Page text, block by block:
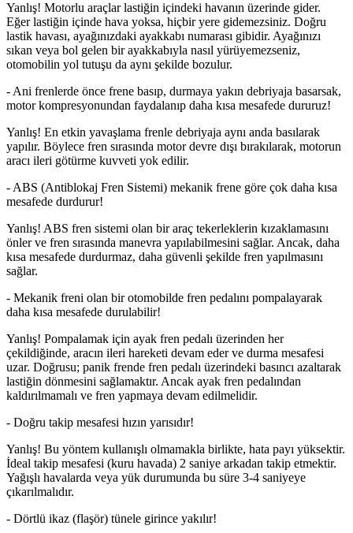
Yanlış! Motorlu araçlar lastiğin içindeki havanın üzerinde gider.
Eğer lastiğin içinde hava yoksa, hiçbir yere gidemezsiniz. Doğru
lastik havası, ayağınızdaki ayakkabı numarası gibidir. Ayağınızı
sıkan veya bol gelen bir ayakkabıyla nasıl yürüyemezseniz,
otomobilin yol tutuşu da aynı şekilde bozulur.
- Ani frenlerde önce frene basıp, durmaya yakın debriyaja basarsak,
motor kompresyonundan faydalanıp daha kısa mesafede dururuz!
Yanlış! En etkin yavaşlama frenle debriyaja aynı anda basılarak
yapılır. Böylece fren sırasında motor devre dışı bırakılarak, motorun
aracı ileri götürme kuvveti yok edilir.
- ABS (Antiblokaj Fren Sistemi) mekanik frene göre çok daha kısa
mesafede durdurur!
Yanlış! ABS fren sistemi olan bir araç tekerleklerin kızaklamasını
önler ve fren sırasında manevra yapılabilmesini sağlar. Ancak, daha
kısa mesafede durdurmaz, daha güvenli şekilde fren yapılmasını
sağlar.
- Mekanik freni olan bir otomobilde fren pedalını pompalayarak
daha kısa mesafede durulabilir!
Yanlış! Pompalamak için ayak fren pedalı üzerinden her
çekildiğinde, aracın ileri hareketi devam eder ve durma mesafesi
uzar. Doğrusu; panik frende fren pedalı üzerindeki basıncı azaltarak
lastiğin dönmesini sağlamaktır. Ancak ayak fren pedalından
kaldırılmamalı ve fren yapmaya devam edilmelidir.
- Doğru takip mesafesi hızın yarısıdır!
Yanlış! Bu yöntem kullanışlı olmamakla birlikte, hata payı yüksektir.
İdeal takip mesafesi (kuru havada) 2 saniye arkadan takip etmektir.
Yağışlı havalarda veya yük durumunda bu süre 3-4 saniyeye
çıkarılmalıdır.
- Dörtlü ikaz (flaşör) tünele girince yakılır!